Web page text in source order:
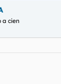
a cien